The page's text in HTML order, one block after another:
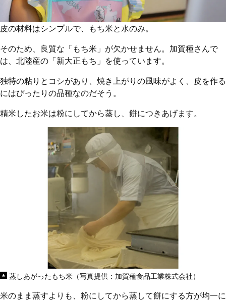
皮の材料はシンプルで、もち米と水のみ。
そのため、良質な「もち米」が欠かせません。加賀種さんで
は、北陸産の「新大正もち」を使っています。
独特の粘りとコシがあり、焼き上がりの風味がよく、皮を作る
にはぴったりの品種なのだそう。
精米したお米は粉にしてから蒸し、餅につきあげます。
蒸しあがったもち米（写真提供：加賀種食品工業株式会社）
米のまま蒸すよりも、粉にしてから蒸して餅にする方が均一に